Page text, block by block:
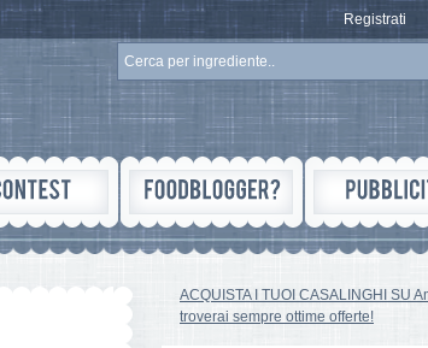
Registrati
ACQUISTA I TUOI CASALINGHI SU
troverai sempre ottime offerte!